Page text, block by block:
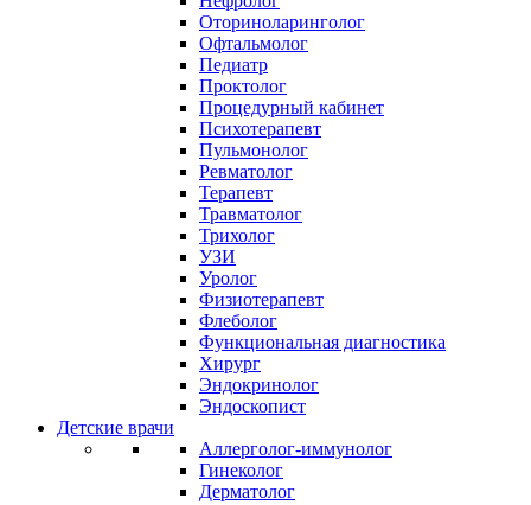
Оториноларинголог
Офтальмолог
Педиатр
Проктолог
Процедурный кабинет
Психотерапевт
Пульмонолог
Ревматолог
Терапевт
Травматолог
Трихолог
УЗИ
Уролог
Физиотерапевт
Флеболог
Функциональная диагностика
Хирург
Эндокринолог
Эндоскопист
Детские врачи
Аллерголог-иммунолог
Гинеколог
Дерматолог